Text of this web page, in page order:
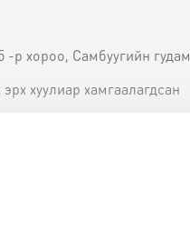
-р хороо, Самбуугийн
хуулиар хамгаалагдсан